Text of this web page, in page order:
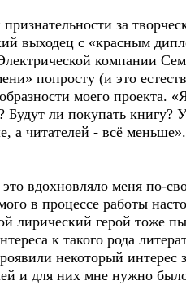
за
выходец с «красным
компании
попросту (и это
моего проекта.
Будут ли покупать книгу?
а читателей - всё
вдохновляло меня по-
в процессе работы
лирический герой тоже
к такого рода
некоторый
и для них мне нужно